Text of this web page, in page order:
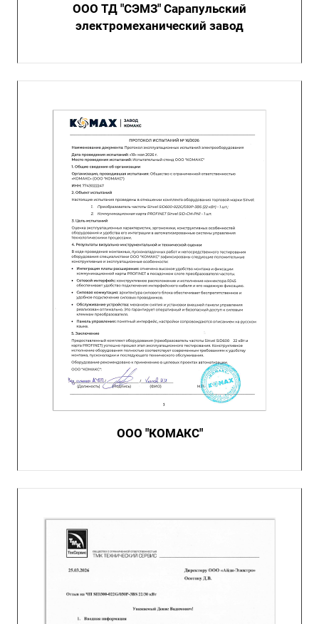
ООО ТД "СЭМЗ" Сарапульский
электромеханический завод
ООО "КОМАКС"